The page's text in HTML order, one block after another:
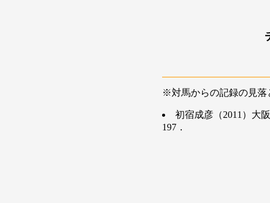
※対馬からの記録の見落
初宿成彦（2011）大
197．